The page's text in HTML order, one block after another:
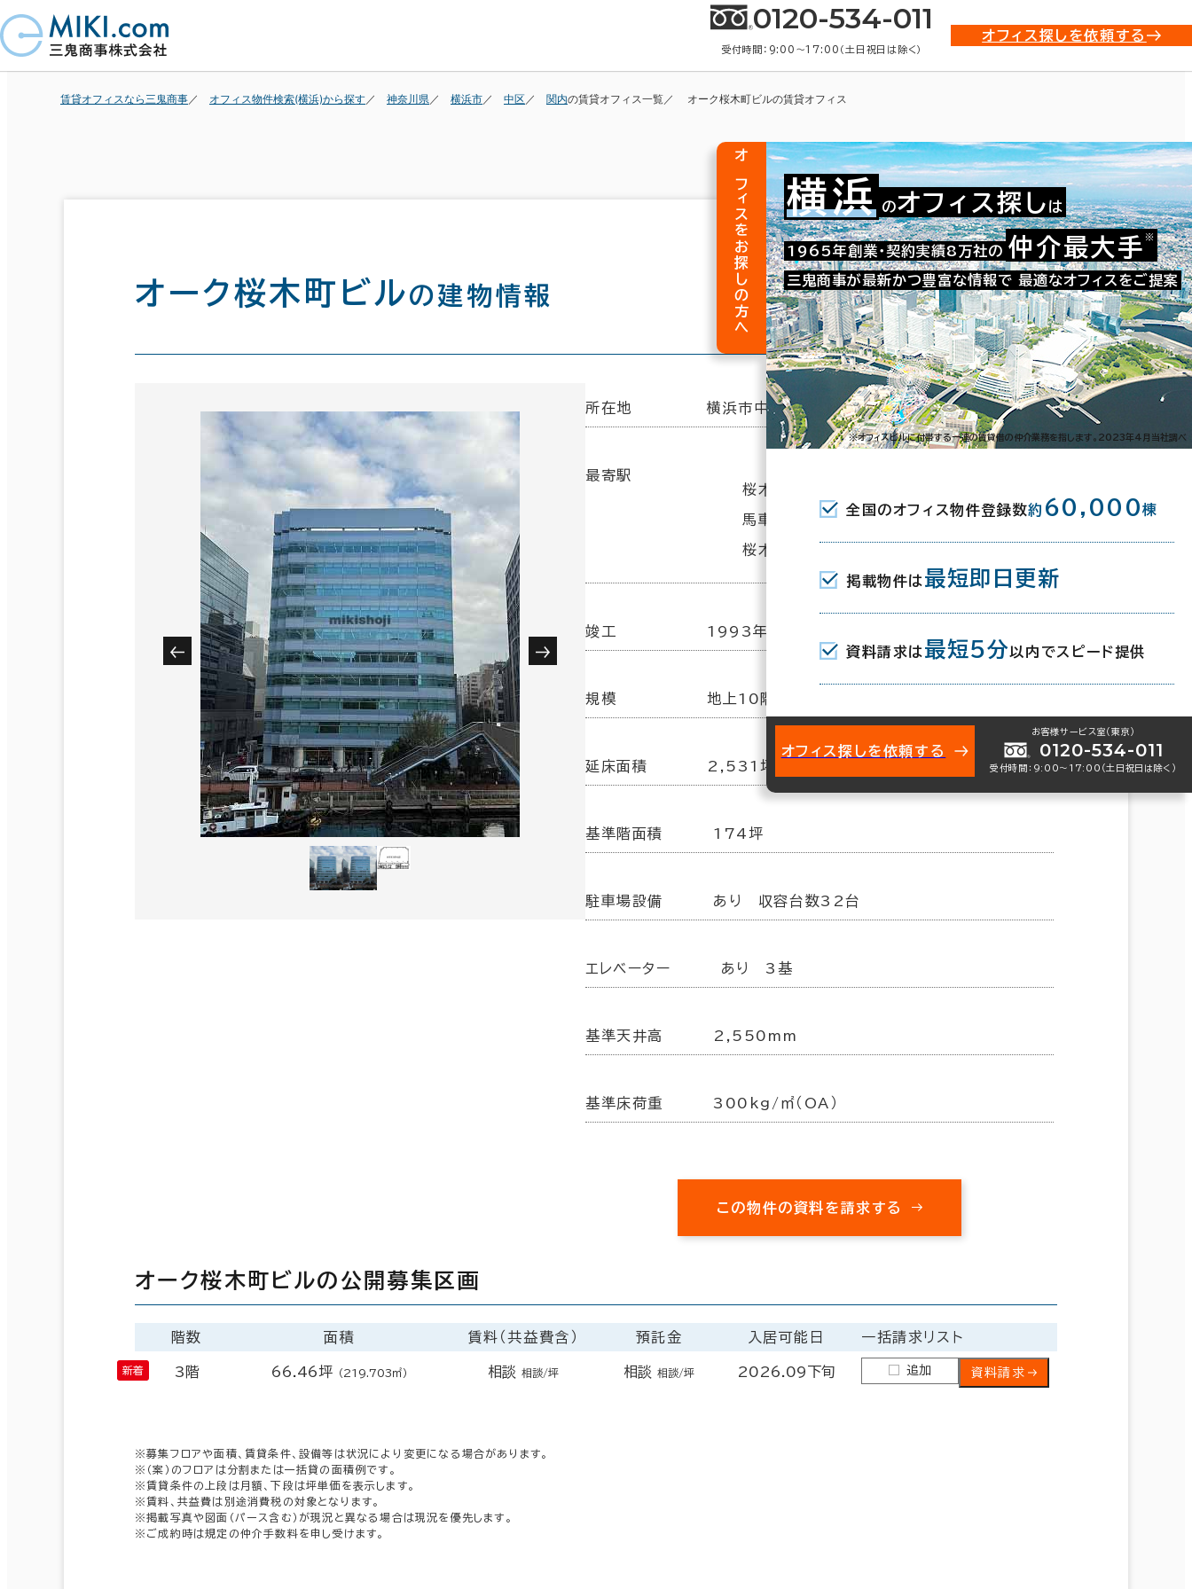
0120-534-011
受付時間：9:00〜17:00（土日祝日は除く）
オフィス探しを依頼する
賃貸オフィスなら三鬼商事 オフィス物件検索(横浜)から探す 神奈川県 横浜市 中区 関内の賃貸オフィス一覧 オーク桜木町ビルの賃貸オフィス
オーク桜木町ビルの建物情報
お問い合わせ番号：007-00241
所在地 横浜市中区相生町6-113
最寄駅
桜木町駅(横浜市営ブルーライン) 出口1 4分
馬車道駅(みなとみらい線) 1b口 4分
桜木町駅(JR) 南改札西口 5分
竣工 1993年 3月
規模 地上10階／地下1階建
延床面積 2,531坪
基準階面積 174坪
駐車場設備 あり 収容台数32台
エレベーター あり 3基
基準天井高 2,550mm
基準床荷重 300kg/㎡（OA）
この物件の資料を請求する
オーク桜木町ビルの公開募集区画
階数 面積 賃料（共益費含） 預託金 入居可能日 一括請求リスト
3階 66.46坪 （219.703㎡） 相談 相談/坪 相談 相談/坪 2026.09下旬 追加 資料請求
※募集フロアや面積、賃貸条件、設備等は状況により変更になる場合があります。
※（案）のフロアは分割または一括貸の面積例です。
※賃貸条件の上段は月額、下段は坪単価を表示します。
※賃料、共益費は別途消費税の対象となります。
※掲載写真や図面（パース含む）が現況と異なる場合は現況を優先します。
※ご成約時は規定の仲介手数料を申し受けます。
オフィスをお探しの方へ 横浜 のオフィス探し は
1965年創業・契約実績8万社の 仲介最大手 ※
三鬼商事が最新かつ豊富な情報で 最適なオフィスをご提案
※オフィスビルに付帯する一連の賃貸借の仲介業務を指します。2023年4月当社調べ
全国のオフィス物件登録数約 60,000棟
掲載物件は 最短即日更新
資料請求は 最短5分 以内でスピード提供
オフィス探しを依頼する
お客様サービス室（東京）
0120-534-011
受付時間：9:00〜17:00（土日祝日は除く）